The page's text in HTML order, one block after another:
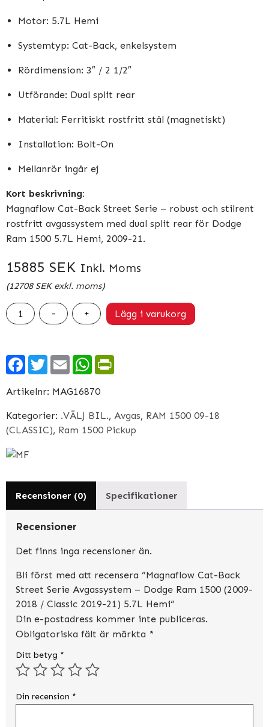
Motor: 5.7L Hemi
Systemtyp: Cat-Back, enkelsystem
Rördimension: 3″ / 2 1/2″
Utförande: Dual split rear
Material: Ferritiskt rostfritt stål (magnetiskt)
Installation: Bolt-On
Mellanrör ingår ej
Kort beskrivning:
Magnaflow Cat-Back Street Serie – robust och stilrent
rostfritt avgassystem med dual split rear för Dodge
Ram 1500 5.7L Hemi, 2009-21.
15885 SEK Inkl. Moms
(12708 SEKexkl. moms)
-
Magnaflow
Cat-
Street
Serie
Dodge
Ram
(2009-
5.7L
mängd
+ Lägg i varukorg
Facebook
TwitterEmailWhatsApp
Artikelnr: MAG16870
Kategorier: .VÄLJ BIL., Avgas, RAM 1500 09-18
(CLASSIC), Ram 1500 Pickup
Recensioner (0) Specifikationer
Recensioner
Det finns inga recensioner än.
Bli först med att recensera ”Magnaflow Cat-Back
Street Serie Avgassystem – Dodge Ram 1500 (2009-
2018 / Classic 2019-21) 5.7L Hemi”
Din e-postadress kommer inte publiceras.
Obligatoriska fält är märkta *
Ditt betyg *
Din recension *